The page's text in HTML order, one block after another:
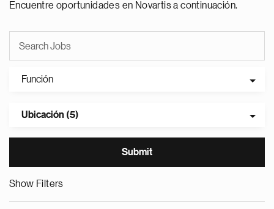
Encuentre oportunidades en Novartis a continuación.
Función
Ubicación (5)
Show Filters